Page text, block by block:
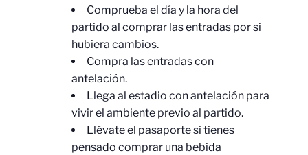
Comprueba el día y la hora del
partido al comprar las entradas por si
hubiera cambios.
Compra las entradas con
antelación.
Llega al estadio con antelación para
vivir el ambiente previo al partido.
Llévate el pasaporte si tienes
pensado comprar una bebida